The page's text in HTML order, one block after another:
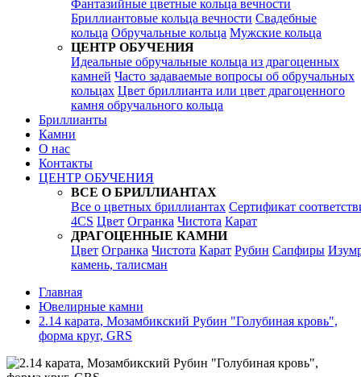
Фантазийные цветные кольца вечности
Бриллиантовые кольца вечности Свадебные
кольца Обручальные кольца Мужские кольца
ЦЕНТР ОБУЧЕНИЯ
Идеальные обручальные кольца из драгоценных
камней Часто задаваемые вопросы об обручальных
кольцах Цвет бриллианта или цвет драгоценного
камня обручального кольца
Бриллианты
Камни
О нас
Контакты
ЦЕНТР ОБУЧЕНИЯ
ВСЕ О БРИЛЛИАНТАХ
Все о цветных бриллиантах Сертификат
4CS Цвет Огранка Чистота Карат
ДРАГОЦЕННЫЕ КАМНИ
Цвет Огранка Чистота Карат Рубин Сапфиры
камень, талисман
Главная
Ювелирные камни
2.14 карата, Мозамбикский Рубин "Голубиная кровь",
форма круг, GRS